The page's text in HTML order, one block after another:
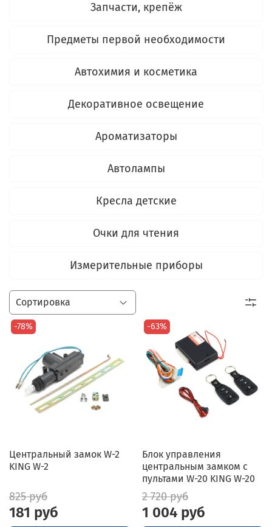
Запчасти, крепёж
Предметы первой необходимости
Автохимия и косметика
Декоративное освещение
Ароматизаторы
Автолампы
Кресла детские
Очки для чтения
Измерительные приборы
-78%
Центральный замок W-2
KING W-2
825 руб
181 руб
-63%
Блок управления
центральным замком с
пультами W-20 KING W-20
2 720 руб
1 004 руб